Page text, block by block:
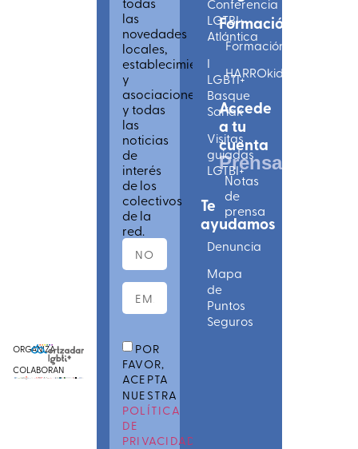
ORGANIZA
COLABORAN
las
novedades
locales,
establecimientos
y
asociaciones
y todas
las
noticias
de
interés
de los
colectivos
de la
red.
POR
FAVOR,
ACEPTA
NUESTRA
POLÍTICA
DE
PRIVACIDAD
Conferencia
LGTBI+
Atlántica
I
LGBTI+
Basque
Sariak
Visitas
guiadas
LGTBI+
Te
ayudamos
Denuncia
Mapa
de
Puntos
Seguros
Formación
Formación
HARROkids
Accede
a tu
cuenta
Prensa
Notas
de
prensa